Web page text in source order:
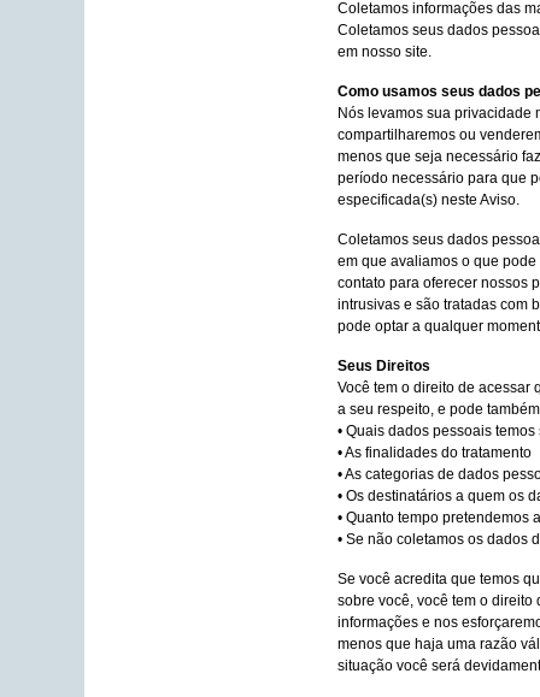
Coletamos informações das
Coletamos seus dados
em nosso site.
Como usamos seus dados
Nós levamos sua privacidade
compartilharemos ou
menos que seja necessário
período necessário para que
especificada(s) neste Aviso.
Coletamos seus dados
em que avaliamos o que
contato para oferecer nossos
intrusivas e são tratadas com
pode optar a qualquer
Seus Direitos
Você tem o direito de acessar
a seu respeito, e pode
• Quais dados pessoais temos
• As finalidades do tratamento
• As categorias de dados
• Os destinatários a quem os
• Quanto tempo pretendemos
• Se não coletamos os dados
Se você acredita que temos
sobre você, você tem o
informações e nos
menos que haja uma razão
situação você será